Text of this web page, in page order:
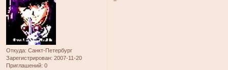
Откуда: Санкт-Петербург
Зарегистрирован: 2007-11-20
Приглашений: 0